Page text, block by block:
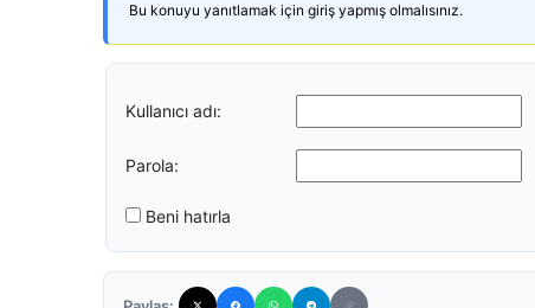
Bu konuyu yanıtlamak için giriş yapmış olmalısınız.
Kullanıcı adı:
Parola:
Beni hatırla